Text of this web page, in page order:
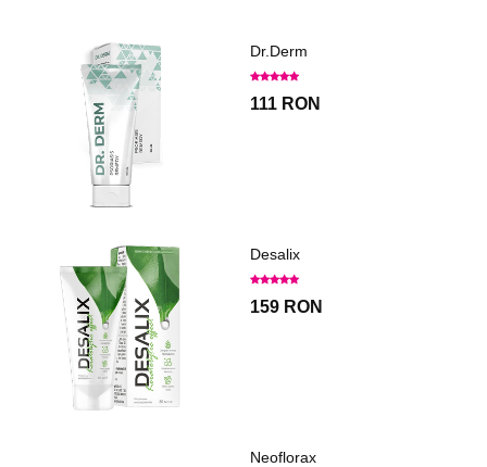
Dr.Derm
111 RON
Desalix
159 RON
Neoflorax